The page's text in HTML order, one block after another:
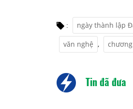
: ngày thành lập
văn nghệ ,
Tin đã đưa